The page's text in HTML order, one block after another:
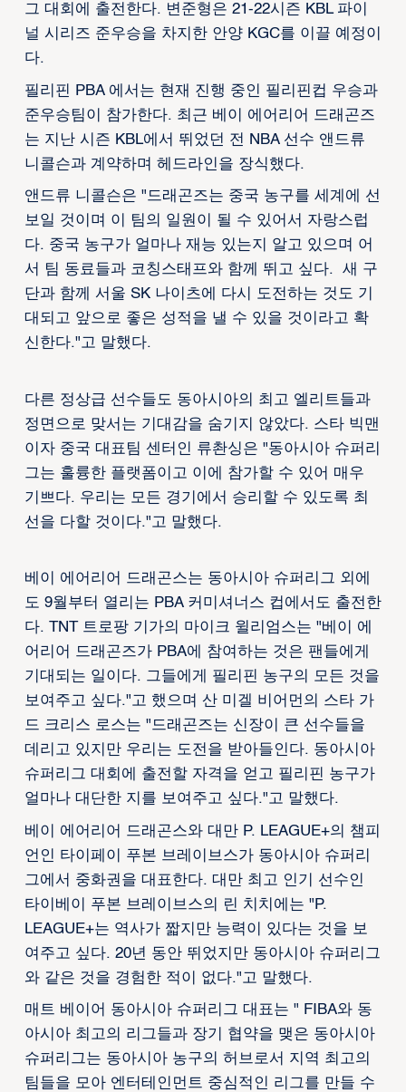
그 대회에 출전한다. 변준형은 21-22시즌 KBL 파이
널 시리즈 준우승을 차지한 안양 KGC를 이끌 예정이
다.
필리핀 PBA 에서는 현재 진행 중인 필리핀컵 우승과
준우승팀이 참가한다. 최근 베이 에어리어 드래곤즈
는 지난 시즌 KBL에서 뛰었던 전 NBA 선수 앤드류
니콜슨과 계약하며 헤드라인을 장식했다.
앤드류 니콜슨은 "드래곤즈는 중국 농구를 세계에 선
보일 것이며 이 팀의 일원이 될 수 있어서 자랑스럽
다. 중국 농구가 얼마나 재능 있는지 알고 있으며 어
서 팀 동료들과 코칭스태프와 함께 뛰고 싶다. 새 구
단과 함께 서울 SK 나이츠에 다시 도전하는 것도 기
대되고 앞으로 좋은 성적을 낼 수 있을 것이라고 확
신한다."고 말했다.
다른 정상급 선수들도 동아시아의 최고 엘리트들과
정면으로 맞서는 기대감을 숨기지 않았다. 스타 빅맨
이자 중국 대표팀 센터인 류촨싱은 "동아시아 슈퍼리
그는 훌륭한 플랫폼이고 이에 참가할 수 있어 매우
기쁘다. 우리는 모든 경기에서 승리할 수 있도록 최
선을 다할 것이다."고 말했다.
베이 에어리어 드래곤스는 동아시아 슈퍼리그 외에
도 9월부터 열리는 PBA 커미셔너스 컵에서도 출전한
다. TNT 트로팡 기가의 마이크 윌리엄스는 "베이 에
어리어 드래곤즈가 PBA에 참여하는 것은 팬들에게
기대되는 일이다. 그들에게 필리핀 농구의 모든 것을
보여주고 싶다."고 했으며 산 미겔 비어먼의 스타 가
드 크리스 로스는 "드래곤즈는 신장이 큰 선수들을
데리고 있지만 우리는 도전을 받아들인다. 동아시아
슈퍼리그 대회에 출전할 자격을 얻고 필리핀 농구가
얼마나 대단한 지를 보여주고 싶다."고 말했다.
베이 에어리어 드래곤스와 대만 P. LEAGUE+의 챔피
언인 타이페이 푸본 브레이브스가 동아시아 슈퍼리
그에서 중화권을 대표한다. 대만 최고 인기 선수인
타이베이 푸본 브레이브스의 린 치치에는 "P.
LEAGUE+는 역사가 짧지만 능력이 있다는 것을 보
여주고 싶다. 20년 동안 뛰었지만 동아시아 슈퍼리그
와 같은 것을 경험한 적이 없다."고 말했다.
매트 베이어 동아시아 슈퍼리그 대표는 " FIBA와 동
아시아 최고의 리그들과 장기 협약을 맺은 동아시아
슈퍼리그는 동아시아 농구의 허브로서 지역 최고의
팀들을 모아 엔터테인먼트 중심적인 리그를 만들 수